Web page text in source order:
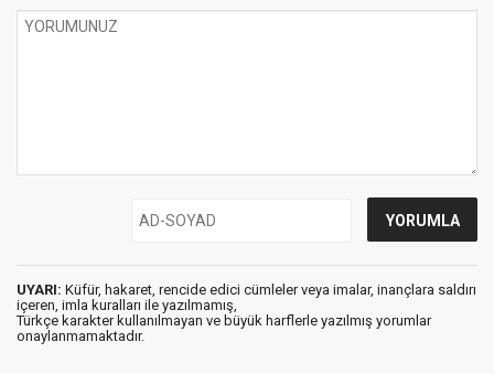
UYARI: Küfür, hakaret, rencide edici cümleler veya imalar, inançlara saldırı
içeren, imla kuralları ile yazılmamış,
Türkçe karakter kullanılmayan ve büyük harflerle yazılmış yorumlar
onaylanmamaktadır.